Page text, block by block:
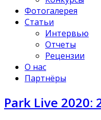
Фотогалерея
Статьи
Интервью
Отчеты
Рецензии
О нас
Партнёры
Park Live